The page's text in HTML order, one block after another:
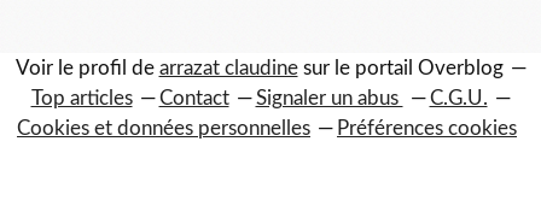
Voir le profil de arrazat claudinesur le portail Overblog
Top articles
Contact Signaler un abus
C.G.U.
Cookies et données personnelles
Préférences cookies